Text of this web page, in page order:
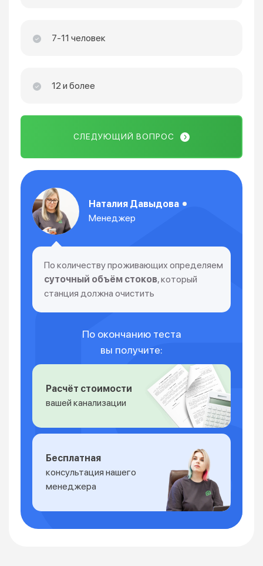
7-11 человек
12 и более
СЛЕДУЮЩИЙ ВОПРОС
Наталия Давыдова
Менеджер
По количеству проживающих определяем
суточный объём стоков, который
станция должна очистить
По окончанию теста
вы получите:
Расчёт стоимости
вашей канализации
Бесплатная
консультация нашего
менеджера